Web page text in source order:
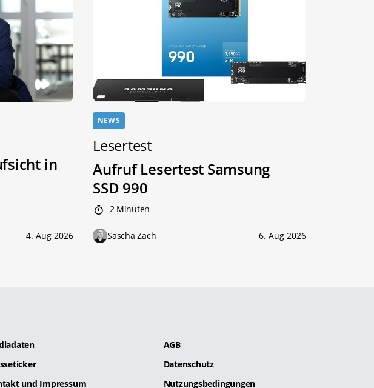
in
4. Aug 2026
NEWS
Lesertest
Aufruf Lesertest Samsung
SSD 990
2 Minuten
Sascha Zäch 6. Aug 2026
und Impressum
AGB
Datenschutz
Nutzungsbedingungen